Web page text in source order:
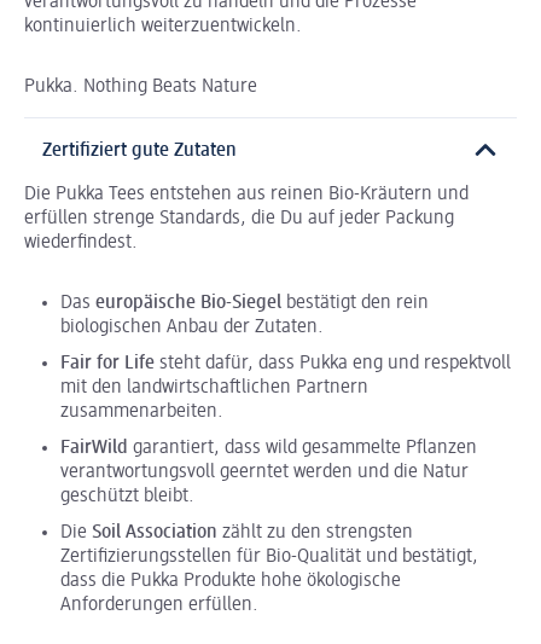
kontinuierlich weiterzuentwickeln.
Pukka. Nothing Beats Nature
Zertifiziert gute Zutaten
Die Pukka Tees entstehen aus reinen Bio-Kräutern und
erfüllen strenge Standards, die Du auf jeder Packung
wiederfindest.
Das europäische Bio-Siegel bestätigt den rein
biologischen Anbau der Zutaten.
Fair for Life steht dafür, dass Pukka eng und respektvoll
mit den landwirtschaftlichen Partnern
zusammenarbeiten.
FairWild garantiert, dass wild gesammelte Pflanzen
verantwortungsvoll geerntet werden und die Natur
geschützt bleibt.
Die Soil Association zählt zu den strengsten
Zertifizierungsstellen für Bio-Qualität und bestätigt,
dass die Pukka Produkte hohe ökologische
Anforderungen erfüllen.